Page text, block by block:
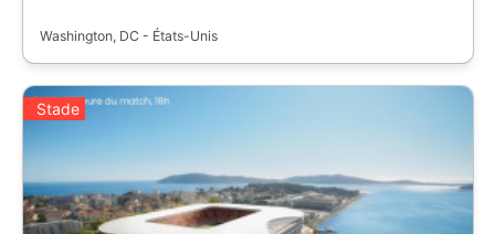
Washington, DC - États-Unis
Stade